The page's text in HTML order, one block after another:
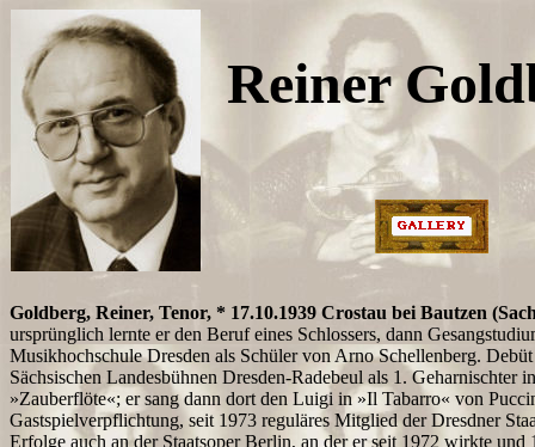
Reiner
Goldberg, Reiner, Tenor, * 17.10.1939 Crostau bei Bautzen
ursprünglich lernte er den Beruf eines Schlossers, dann
Musikhochschule Dresden als Schüler von Arno Schellenberg.
Sächsischen Landesbühnen Dresden-Radebeul als 1. Geharnischter
»Zauberflöte«; er sang dann dort den Luigi in »Il Tabarro« von
Gastspielverpflichtung, seit 1973 reguläres Mitglied der Dresdner
Erfolge auch an der Staatsoper Berlin, an der er seit 1972 wirkte und